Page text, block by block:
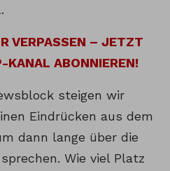
VERPASSEN – JETZT
KANAL ABONNIEREN!
steigen wir
Eindrücken aus dem
dann lange über die
Wie viel Platz